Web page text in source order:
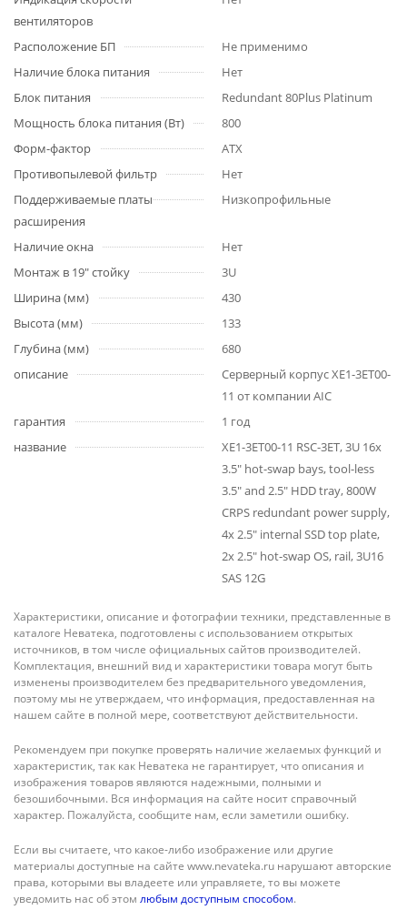
вентиляторов
Расположение БП
Не применимо
Наличие блока питания
Нет
Блок питания
Redundant 80Plus Platinum
Мощность блока питания (Вт)
800
Форм-фактор
ATX
Противопылевой фильтр
Нет
Поддерживаемые платы
расширения
Низкопрофильные
Наличие окна
Нет
Монтаж в 19" стойку
3U
Ширина (мм)
430
Высота (мм)
133
Глубина (мм)
680
описание
Серверный корпус XE1-3ET00-
11 от компании AIC
гарантия
1 год
название
XE1-3ET00-11 RSC-3ET, 3U 16x
3.5" hot-swap bays, tool-less
3.5" and 2.5" HDD tray, 800W
CRPS redundant power supply,
4x 2.5" internal SSD top plate,
2x 2.5" hot-swap OS, rail, 3U16
SAS 12G
Характеристики, описание и фотографии техники, представленные в
каталоге Неватека, подготовлены с использованием открытых
источников, в том числе официальных сайтов производителей.
Комплектация, внешний вид и характеристики товара могут быть
изменены производителем без предварительного уведомления,
поэтому мы не утверждаем, что информация, предоставленная на
нашем сайте в полной мере, соответствуют действительности.
Рекомендуем при покупке проверять наличие желаемых функций и
характеристик, так как Неватека не гарантирует, что описания и
изображения товаров являются надежными, полными и
безошибочными. Вся информация на сайте носит справочный
характер. Пожалуйста, сообщите нам, если заметили ошибку.
Если вы считаете, что какое-либо изображение или другие
материалы доступные на сайте www.nevateka.ru нарушают авторские
права, которыми вы владеете или управляете, то вы можете
уведомить нас об этом любым доступным способом.